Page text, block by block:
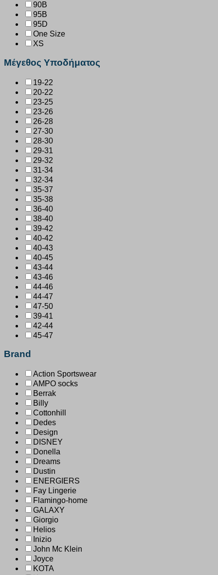
90B
95B
95D
One Size
XS
Μέγεθος Υποδήματος
19-22
20-22
23-25
23-26
26-28
27-30
28-30
29-31
29-32
31-34
32-34
35-37
35-38
36-40
38-40
39-42
40-42
40-43
40-45
43-44
43-46
44-46
44-47
47-50
39-41
42-44
45-47
Brand
Action Sportswear
AMPO socks
Berrak
Billy
Cottonhill
Dedes
Design
DISNEY
Donella
Dreams
Dustin
ENERGIERS
Fay Lingerie
Flamingo-home
GALAXY
Giorgio
Helios
Inizio
John Mc Klein
Joyce
KOTA